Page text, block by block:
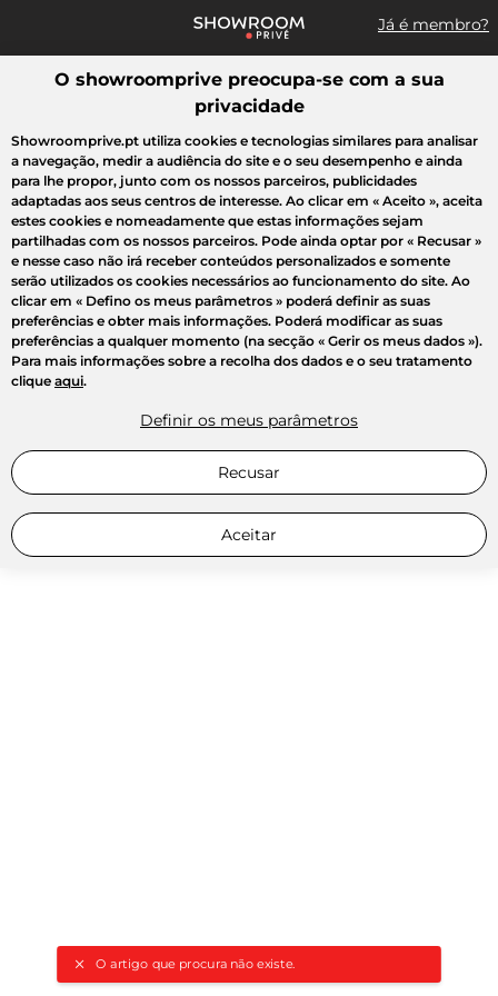
Já é membro?
Pesquisar uma marca, um artigo, uma venda...
O artigo que procura não existe.
Todas as vendas Moda Desporto Casa Criança Beleza
O showroomprive preocupa-se com a sua
privacidade
Showroomprive.pt utiliza cookies e tecnologias similares para analisar
a navegação, medir a audiência do site e o seu desempenho e ainda
para lhe propor, junto com os nossos parceiros, publicidades
adaptadas aos seus centros de interesse. Ao clicar em « Aceito », aceita
estes cookies e nomeadamente que estas informações sejam
partilhadas com os nossos parceiros. Pode ainda optar por « Recusar »
e nesse caso não irá receber conteúdos personalizados e somente
serão utilizados os cookies necessários ao funcionamento do site. Ao
clicar em « Defino os meus parâmetros » poderá definir as suas
preferências e obter mais informações. Poderá modificar as suas
preferências a qualquer momento (na secção « Gerir os meus dados »).
Para mais informações sobre a recolha dos dados e o seu tratamento
clique aqui.
Definir os meus parâmetros
Recusar
Aceitar